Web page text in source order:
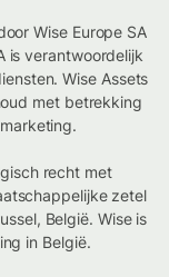
Wise Europe SA
is verantwoordelijk
Wise Assets
met betrekking
recht met
zetel
België. Wise is
in België.